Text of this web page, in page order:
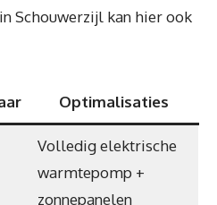
Schouwerzijl kan hier ook
Optimalisaties
Volledig elektrische
warmtepomp +
zonnepanelen